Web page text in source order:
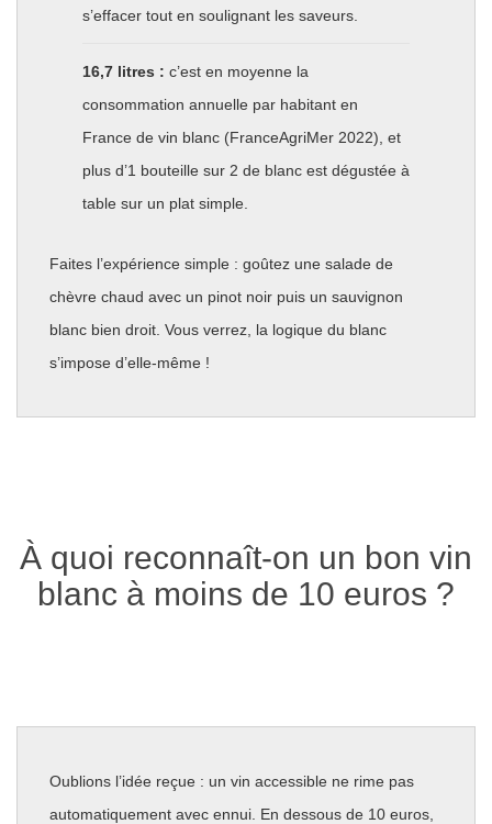
s’effacer tout en soulignant les saveurs.
16,7 litres : c’est en moyenne la
consommation annuelle par habitant en
France de vin blanc (FranceAgriMer 2022), et
plus d’1 bouteille sur 2 de blanc est dégustée à
table sur un plat simple.
Faites l’expérience simple : goûtez une salade de
chèvre chaud avec un pinot noir puis un sauvignon
blanc bien droit. Vous verrez, la logique du blanc
s’impose d’elle-même !
À quoi reconnaît-on un bon vin
blanc à moins de 10 euros ?
Oublions l’idée reçue : un vin accessible ne rime pas
automatiquement avec ennui. En dessous de 10 euros,